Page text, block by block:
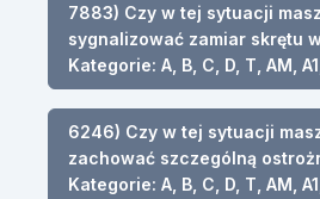
7883) Czy w tej sytuacji
sygnalizować zamiar skrętu
Kategorie: A, B, C, D, T, AM,
6246) Czy w tej sytuacji
zachować szczególną
Kategorie: A, B, C, D, T, AM,